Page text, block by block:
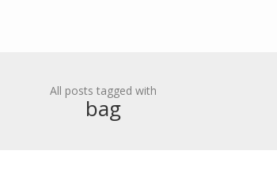
All posts tagged with
bag